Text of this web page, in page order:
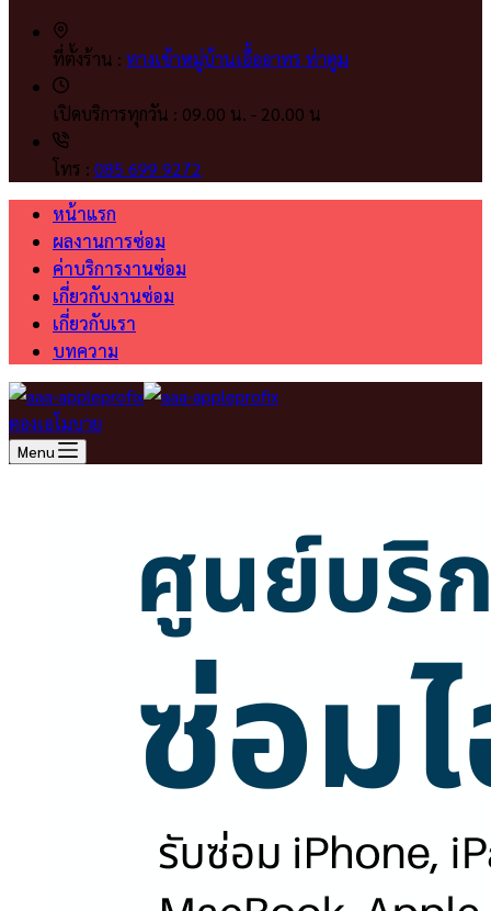
ที่ตั้งร้าน : ทางเข้าหมู่บ้านเอื้ออาทร ท่าตูม
เปิดบริการทุกวัน : 09.00 น. - 20.00 น
โทร : 085 699 9272
หน้าแรก
ผลงานการซ่อม
ค่าบริการงานซ่อม
เกี่ยวกับงานซ่อม
เกี่ยวกับเรา
บทความ
ตองเอโมบาย
Menu